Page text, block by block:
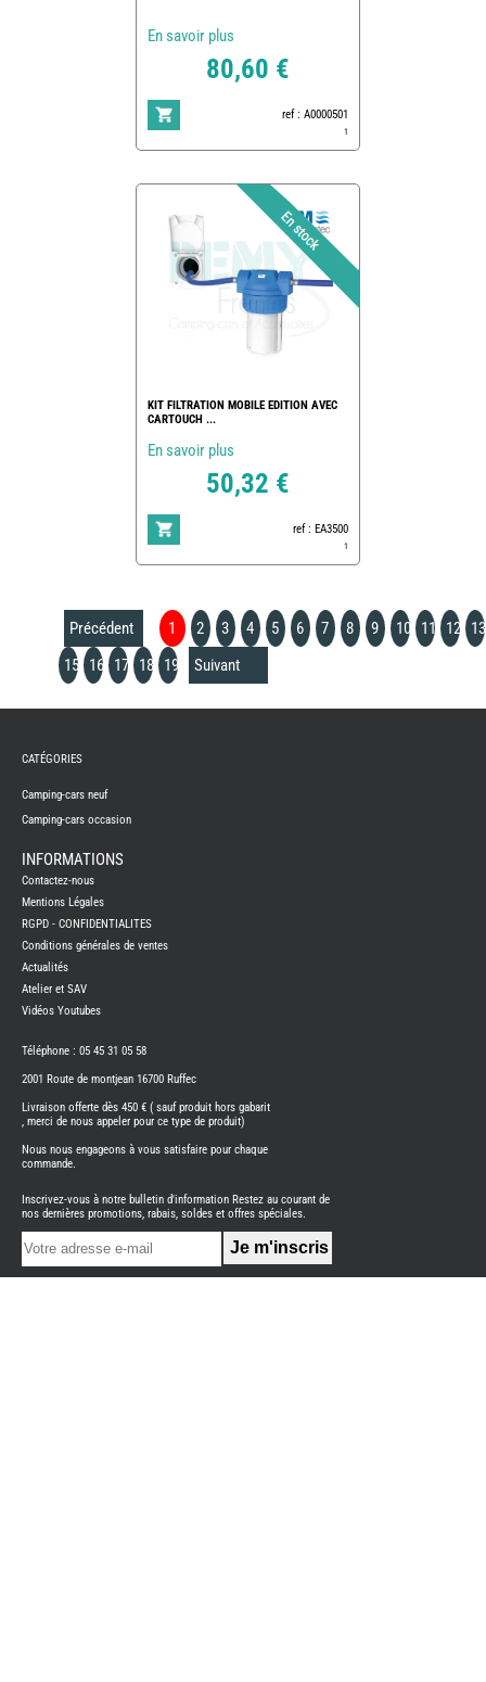
En savoir plus
80,60 €
ref : A0000501
1
KIT FILTRATION MOBILE EDITION AVEC
CARTOUCH ...
En savoir plus
50,32 €
ref : EA3500
1
Précédent 1 2 3 4 5 6 7 8 9 10 11 12
13
15
16 17 18 19 Suivant
CAMPING-
NEUFS
CAMPING-
CAMPING-
BENIMAR
CAMPING-
CARADO
CAMPING-
ITINEO
CAMPING-
OCCASION
CARADO
NEUFS
FOURGON
BENIMAR
FOURGON
CATÉGORIES
Camping-cars neuf
Camping-cars occasion
INFORMATIONS
Contactez-nous
Mentions Légales
RGPD - CONFIDENTIALITES
Conditions générales de ventes
Actualités
Atelier et SAV
Vidéos Youtubes
Téléphone : 05 45 31 05 58
2001 Route de montjean 16700 Ruffec
Livraison offerte dès 450 € ( sauf produit hors gabarit
, merci de nous appeler pour ce type de produit)
Nous nous engageons à vous satisfaire pour chaque
commande.
Inscrivez-vous à notre bulletin d'information Restez au courant de
nos dernières promotions, rabais, soldes et offres spéciales.